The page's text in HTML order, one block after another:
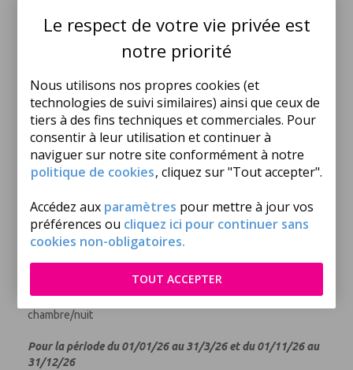
Le respect de votre vie privée est
notre priorité
Nous utilisons nos propres cookies (et
technologies de suivi similaires) ainsi que ceux de
tiers à des fins techniques et commerciales. Pour
consentir à leur utilisation et continuer à
naviguer sur notre site conformément à notre
politique de cookies, cliquez sur "Tout accepter".
Accédez aux paramètres pour mettre à jour vos
préférences ou cliquez ici pour continuer sans
cookies non-obligatoires.
TOUT ACCEPTER
13 h en Grèce.
: pour appeler depuis la France vers la Grèce :
00 (international) + 30 (Grèce) - + n° du correspondant.
• Santé
: pas de vaccin obligatoire. La carte européenne
d’assurance maladie donne droit à une prise en charge
médicale pour les citoyens de l’Union Européenne. Vous
devez en faire la demande auprès de votre caisse
d’assurance maladie (comptez au moins 2 semaines de délai).
•Animaux: rarement acceptés dans les hôtels, ils ne le sont
jamais sur les bateaux de croisière ni dans les cars lors des
•Taxe de séjourà payer sur place à l'arrivée à l'hôtel
("Climate Resilience Tax" ; montant par chambre et par nuit) :
Pour la période du 01/04/26 au 31/10/26
: 2 € par chambre/nuit
Hôtel 3*
: 10 € par chambre/nuit
Hôtel 5* ou villa ou logement de + 80 m²: 15 € par
chambre/nuit
Pour la période du 01/01/26 au 31/3/26 et du 01/11/26 au
31/12/26